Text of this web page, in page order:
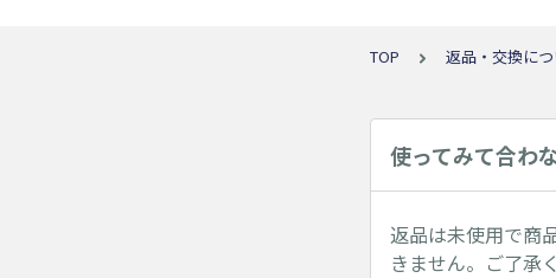
TOP 返品・交換に
使ってみて合わ
返品は未使用で商
きません。ご了承